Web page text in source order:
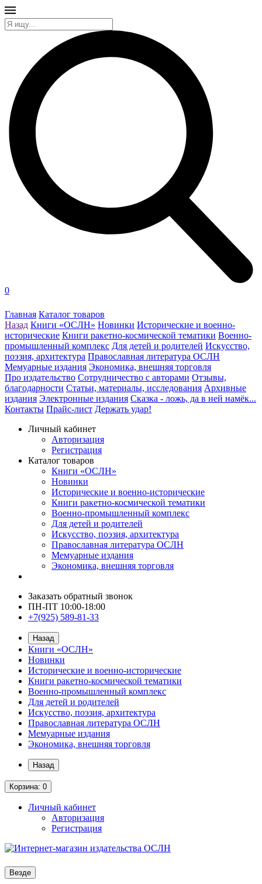
0
Главная Каталог товаров
Назад Книги «ОСЛН» Новинки Исторические и военно-
исторические Книги ракетно-космической тематики Военно-
промышленный комплекс Для детей и родителей Искусство,
поэзия, архитектура Православная литература ОСЛН
Мемуарные издания Экономика, внешняя торговля
Про издательство Сотрудничество с авторами Отзывы,
благодарности Статьи, материалы, исследования Архивные
издания Электронные издания Сказка - ложь, да в ней намёк...
Контакты Прайс-лист Держать удар!
Личный кабинет
Авторизация
Регистрация
Каталог товаров
Книги «ОСЛН»
Новинки
Исторические и военно-исторические
Книги ракетно-космической тематики
Военно-промышленный комплекс
Для детей и родителей
Искусство, поэзия, архитектура
Православная литература ОСЛН
Мемуарные издания
Экономика, внешняя торговля
Заказать обратный звонок
ПН-ПТ 10:00-18:00
+7(925) 589-81-33
Назад
Книги «ОСЛН»
Новинки
Исторические и военно-исторические
Книги ракетно-космической тематики
Военно-промышленный комплекс
Для детей и родителей
Искусство, поэзия, архитектура
Православная литература ОСЛН
Мемуарные издания
Экономика, внешняя торговля
Назад
Корзина: 0
Личный кабинет
Авторизация
Регистрация
Везде